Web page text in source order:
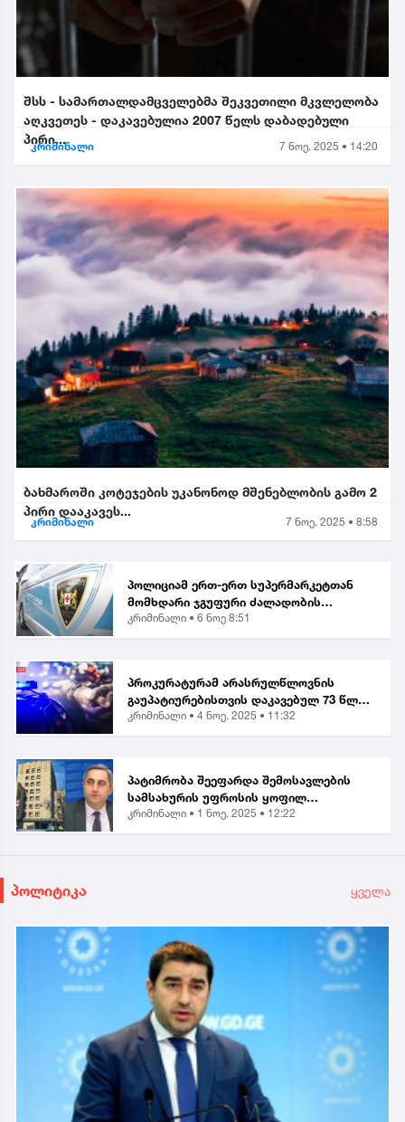
შსს - სამართალდამცველებმა შეკვეთილი მკვლელობა
აღკვეთეს - დაკავებულია 2007 წელს დაბადებული
პირი...
კრიმინალი 7 ნოე. 2025 • 14:20
ბახმაროში კოტეჯების უკანონოდ მშენებლობის გამო 2
პირი დააკავეს...
კრიმინალი 7 ნოე. 2025 • 8:58
პოლიციამ ერთ-ერთ სუპერმარკეტთან
მომხდარი ჯგუფური ძალადობის
ორგანიზებისა და მასში მონაწილეობის
კრიმინალი • 6 ნოე 8:51
პროკურატურამ არასრულწლოვნის
გაუპატიურებისთვის დაკავებულ 73 წლის
მამაკაცს ბრალი წარუდგინა...
კრიმინალი • 4 ნოე. 2025 • 11:32
პატიმრობა შეეფარდა შემოსავლების
სამსახურის უფროსის ყოფილ
მოადგილეს - ვლადიმერ ხუნდაძეს...
კრიმინალი • 1 ნოე. 2025 • 12:22
პოლიტიკა ყველა